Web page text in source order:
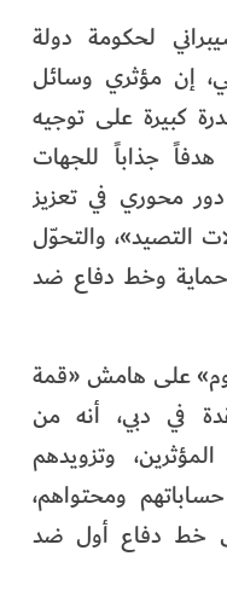
لحكومة دولة
إن مؤثري وسائل
كبيرة على توجيه
جذاباً للجهات
محوري في تعزيز
التصيد»، والتحوّل
وخط دفاع ضد
على هامش «قمة
المنعقدة في دبي، أنه من
وتزويدهم
حساباتهم ومحتواهم،
خط دفاع أول ضد